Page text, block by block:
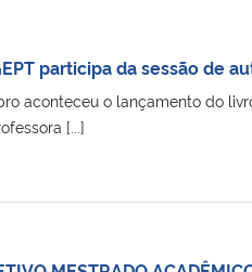
participa da sessão de
aconteceu o lançamento do
[...]